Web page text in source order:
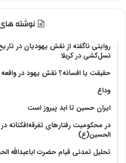
نوشته
روایتی ناگفته از نقش یهودیان در
نسل‌کشی در کربلا
حقیقت یا افسانه؟‌ نقش یهود در واقعه
وداع
ایران حسین تا ابد پیروز است
در محکومیت رفتارهای تفرقه‌افکنانه
الحسین(ع)
تحلیل تمدنی قیام حضرت اباعبدالله